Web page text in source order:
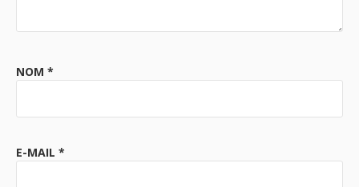
NOM *
E-MAIL *